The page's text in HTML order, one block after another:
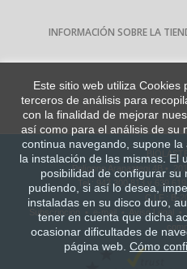
INFORMACIÓN SOBRE LA
Este sitio web utiliza Cookies
terceros de análisis para
con la finalidad de mejorar
así como para el análisis de su
continua navegando, supone la
la instalación de las mismas. El
posibilidad de configurar su
pudiendo, si así lo desea,
instaladas en su disco duro,
tener en cuenta que dicha
ocasionar dificultades de
página web. Cómo
Polígono Aranaztegi 4B •
Tel.: 943 300 813 y 639
C.I.F.: B-
Subscripcion
e-mail Aviso Legal